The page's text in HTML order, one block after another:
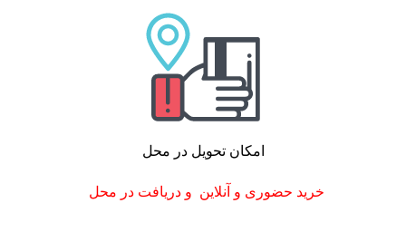
امکان تحویل در محل
خرید حضوری و آنلاین و دریافت در محل